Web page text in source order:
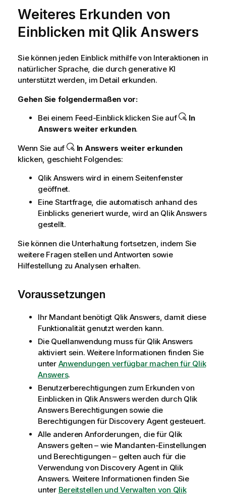
Weiteres Erkunden von
Einblicken mit Qlik Answers
Sie können jeden Einblick mithilfe von Interaktionen in
natürlicher Sprache, die durch generative KI
unterstützt werden, im Detail erkunden.
Gehen Sie folgendermaßen vor:
Bei einem Feed-Einblick klicken Sie auf
In
Answers weiter erkunden.
Wenn Sie auf
In Answers weiter erkunden
klicken, geschieht Folgendes:
Qlik Answers wird in einem Seitenfenster
geöffnet.
Eine Startfrage, die automatisch anhand des
Einblicks generiert wurde, wird an Qlik Answers
gestellt.
Sie können die Unterhaltung fortsetzen, indem Sie
weitere Fragen stellen und Antworten sowie
Hilfestellung zu Analysen erhalten.
Voraussetzungen
Ihr Mandant benötigt Qlik Answers, damit diese
Funktionalität genutzt werden kann.
Die Quellanwendung muss für Qlik Answers
aktiviert sein. Weitere Informationen finden Sie
unter Anwendungen verfügbar machen für Qlik
Answers.
Benutzerberechtigungen zum Erkunden von
Einblicken in Qlik Answerswerden durch Qlik
AnswersBerechtigungen sowie die
Berechtigungen für Discovery Agentgesteuert.
Alle anderen Anforderungen, die für Qlik
Answersgelten – wie Mandanten-Einstellungen
und Berechtigungen – gelten auch für die
Verwendung von Discovery Agentin Qlik
Answers. Weitere Informationen finden Sie
unter Bereitstellen und Verwalten von Qlik